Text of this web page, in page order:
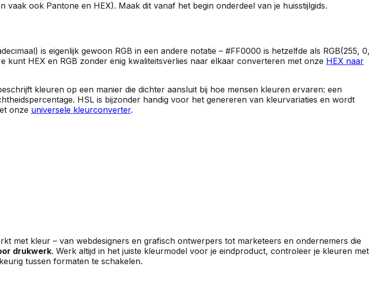
ook Pantone en HEX). Maak dit vanaf het begin onderdeel van je huisstijlgids.
is eigenlijk gewoon RGB in een andere notatie – #FF0000 is hetzelfde als RGB(255, 0,
HEX en RGB zonder enig kwaliteitsverlies naar elkaar converteren met onze HEX naar
kleuren op een manier die dichter aansluit bij hoe mensen kleuren ervaren: een
HSL is bijzonder handig voor het genereren van kleurvariaties en wordt
onze universele kleurconverter.
met kleur – van webdesigners en grafisch ontwerpers tot marketeers en ondernemers die
drukwerk. Werk altijd in het juiste kleurmodel voor je eindproduct, controleer je kleuren met
tussen formaten te schakelen.